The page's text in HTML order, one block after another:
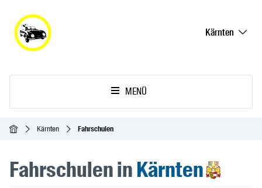
Kärnten
MENÜ
StartseiteKärnten Fahrschulen
Fahrschulen inKärnten